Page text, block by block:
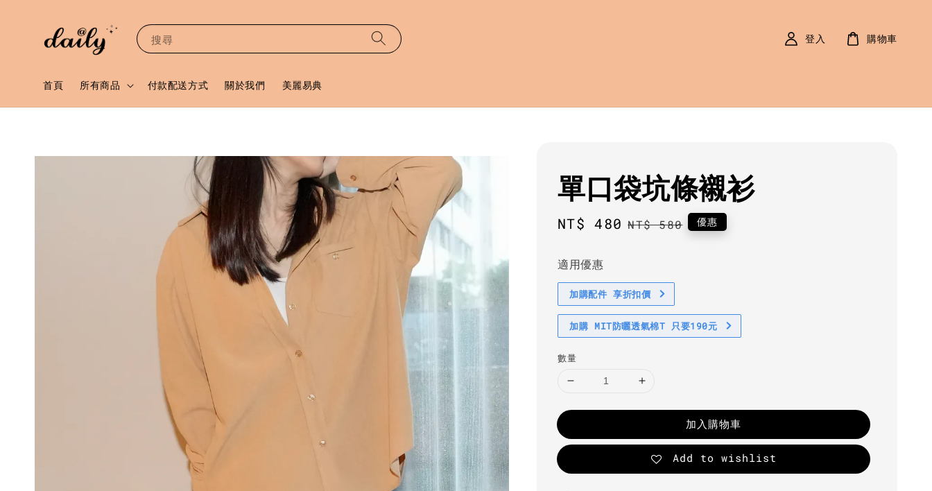
搜尋
首頁 所有商品 付款配送方式 關於我們 美麗易典
登入 購物車
單口袋坑條襯衫
Sale
NT$ 480 Regular
NT$ 580 優惠
適用優惠
加購配件 享折扣價
加購 MIT防曬透氣棉T 只要190元
數量
加入購物車
Add to wishlist